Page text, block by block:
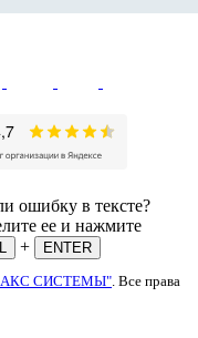
ошибку в тексте?
ее и нажмите
+
ENTER
СИСТЕМЫ". Все права